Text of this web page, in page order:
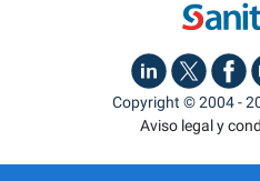
Copyright © 2004 -
Aviso legal y